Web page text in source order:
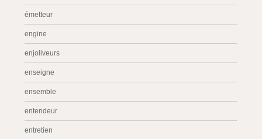
émetteur
engine
enjoliveurs
enseigne
ensemble
entendeur
entretien